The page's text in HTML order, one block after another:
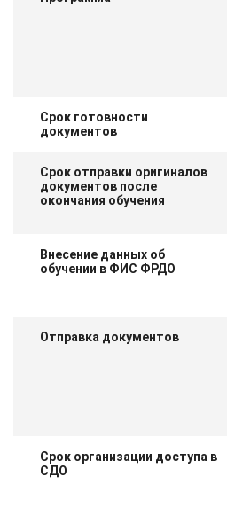
Срок готовности
документов
Срок отправки оригиналов
документов после
окончания обучения
Внесение данных об
обучении в ФИС ФРДО
Отправка документов
Срок организации доступа в
СДО
ChatApp